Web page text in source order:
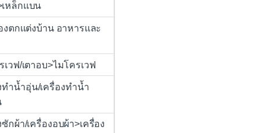
หล็กแบน
งตกแต่งบ้าน อาหารและ
วฟ/เตาอบ>ไมโครเวฟ
ทำน้ำอุ่น/เครื่องทำน้ำ
กผ้า/เครื่องอบผ้า>เครื่อง